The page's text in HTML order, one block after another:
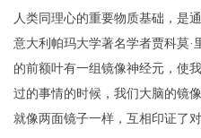
人类同理心的重要物质基础，是
意大利帕玛大学著名学者贾科莫·
的前额叶有一组镜像神经元，使
过的事情的时候，我们大脑的镜
就像两面镜子一样，互相印证了